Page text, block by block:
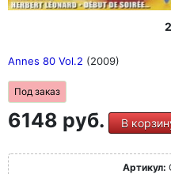
Annes 80 Vol.2 (2009)
Под заказ
6148 руб. В
Артикул: